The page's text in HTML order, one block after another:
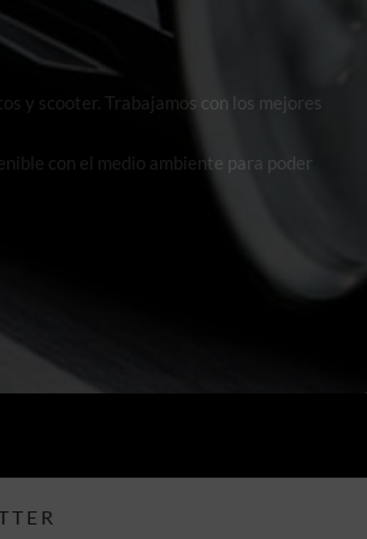
y scooter. Trabajamos con los mejores
con el medio ambiente para poder